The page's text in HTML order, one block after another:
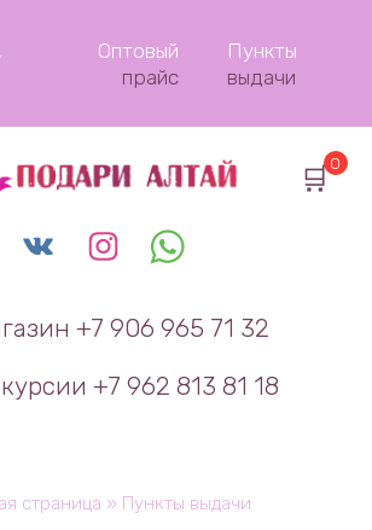
Оптовый
прайс
Пункты
выдачи
+7 906 965 71 32
+7 962 813 81 18
0
страница » Пункты выдачи